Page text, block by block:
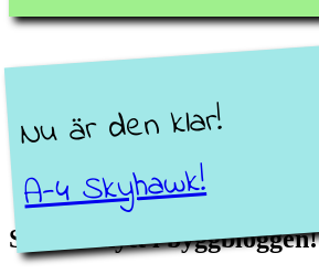
Nu är den klar!
A-4 Skyhawk!
Senaste nytt i byggbloggen!